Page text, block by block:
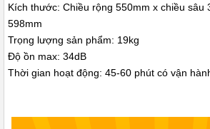
Không chỉ vậy, máy còn không cần tráng
thức ăn thừa, xếp bát vào máy rồi bấm nút
còn lại máy sẽ tự xử lý giúp tiết kiệm đáng
Kích thước: Chiều rộng 550mm x chiều sâu
598mm
Trọng lượng sản phẩm: 19kg
Độ ồn max: 34dB
Thời gian hoạt động: 45-60 phút có vận